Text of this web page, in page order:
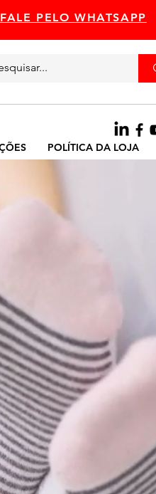
FALE PELO WHATSAPP
POLÍTICA DA LOJA